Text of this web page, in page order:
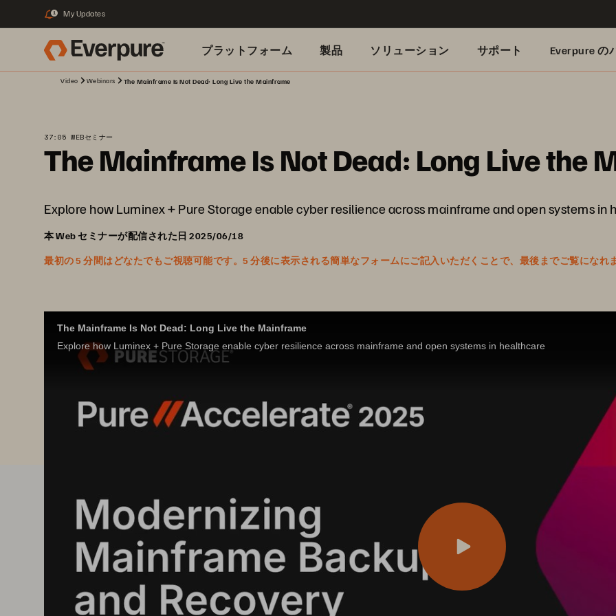
1 My Updates
プラットフォーム 製品 ソリューション サポート Everpure の
Video Webinars The Mainframe Is Not Dead: Long Live the Mainframe
37:05 WEBセミナー
The Mainframe Is Not Dead: Long Live the
Explore how Luminex + Pure Storage enable cyber resilience across mainframe and open systems in
本 Web セミナーが配信された日 2025/06/18
最初の 5 分間はどなたでもご視聴可能です。5 分後に表示される簡単なフォームにご記入いただくことで、最後までご覧になれ
The Mainframe Is Not Dead: Long Live the Mainframe
Explore how Luminex + Pure Storage enable cyber resilience across mainframe and open systems in healthcare